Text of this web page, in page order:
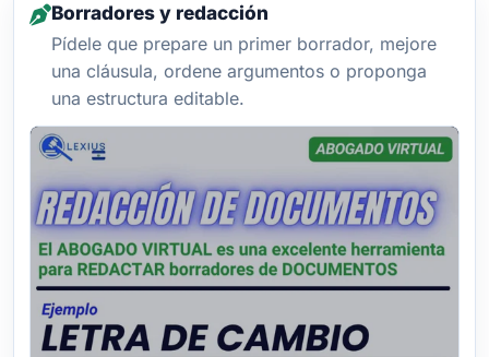
Borradores y redacción
Pídele que prepare un primer borrador, mejore
una cláusula, ordene argumentos o proponga
una estructura editable.